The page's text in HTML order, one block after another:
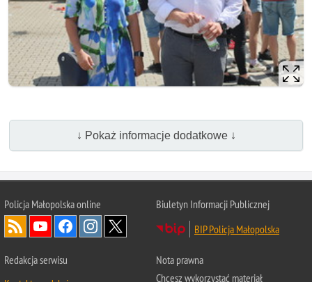
↓ Pokaż informacje dodatkowe ↓
Policja Małopolska online
Biuletyn Informacji Publicznej
BIP Policja Małopolska
Redakcja serwisu
Nota prawna
Chcesz wykorzystać materiał